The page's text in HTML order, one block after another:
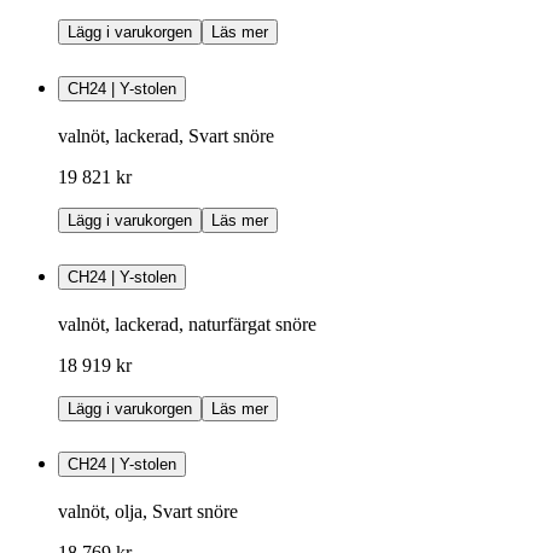
Lägg i varukorgen Läs mer
CH24 | Y-stolen
valnöt, lackerad, Svart snöre
19 821 kr
Lägg i varukorgen Läs mer
CH24 | Y-stolen
valnöt, lackerad, naturfärgat snöre
18 919 kr
Lägg i varukorgen Läs mer
CH24 | Y-stolen
valnöt, olja, Svart snöre